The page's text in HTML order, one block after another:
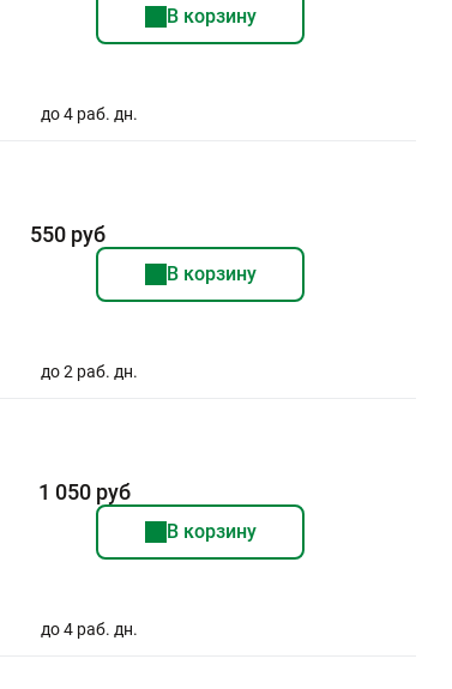
В корзину
до 4 раб. дн.
550 руб
В корзину
до 2 раб. дн.
1 050 руб
В корзину
до 4 раб. дн.